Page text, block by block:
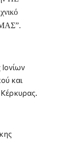
και